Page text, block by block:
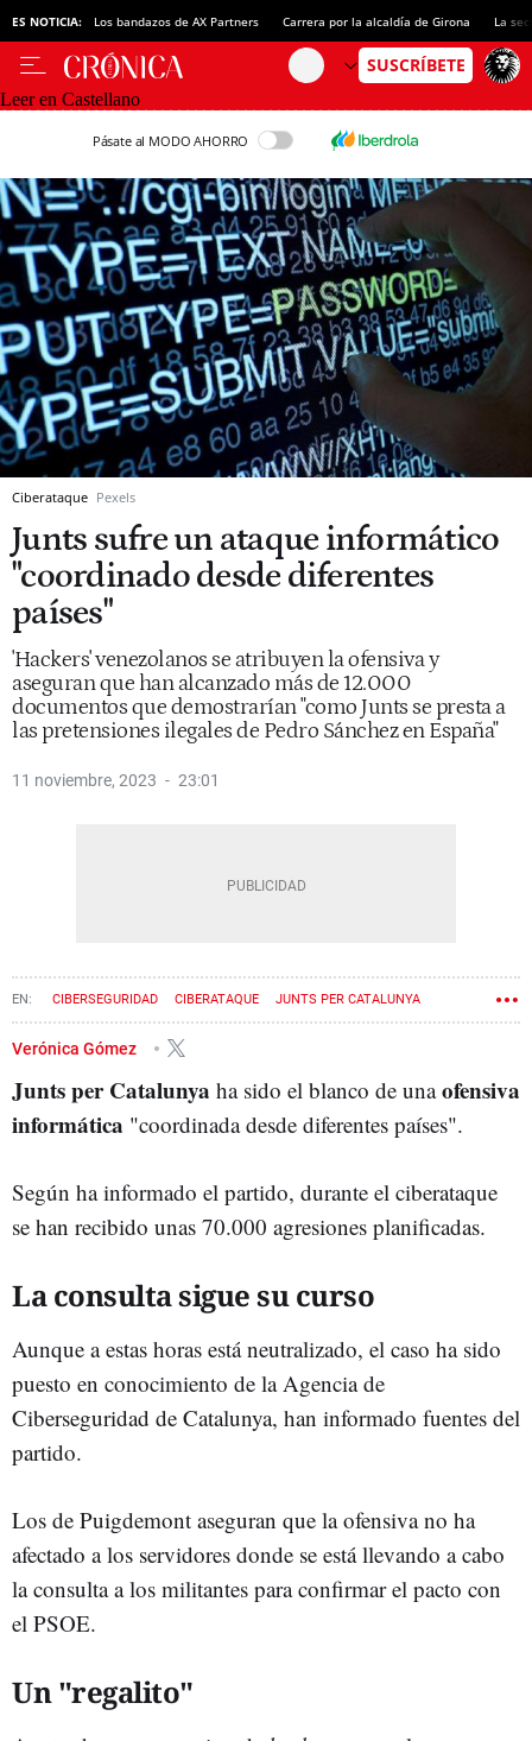
ES NOTICIA: Los bandazos de AX Partners Carrera por la alcaldía de Girona La
Leer en Castellano
Pásate al MODO AHORRO
Ciberataque Pexels
Junts sufre un ataque informático
"coordinado desde diferentes
países"
'Hackers' venezolanos se atribuyen la ofensiva y
aseguran que han alcanzado más de 12.000
documentos que demostrarían "como Junts se presta a
las pretensiones ilegales de Pedro Sánchez en España"
11 noviembre, 2023 23:01
CIBERSEGURIDAD CIBERATAQUE JUNTS PER CATALUNYA
Verónica Gómez
Junts per Catalunya ha sido el blanco de unaofensiva
informática "coordinada desde diferentes países".
Según ha informado el partido, durante el ciberataque
se han recibido unas 70.000 agresiones planificadas.
La consulta sigue su curso
Aunque a estas horas está neutralizado, el caso ha sido
puesto en conocimiento de la Agencia de
Ciberseguridad de Catalunya, han informado fuentes del
partido.
Los de Puigdemont aseguran que la ofensiva no ha
afectado a los servidores donde se está llevando a cabo
la consulta a los militantes para confirmar el pacto con
el PSOE.
Un "regalito"